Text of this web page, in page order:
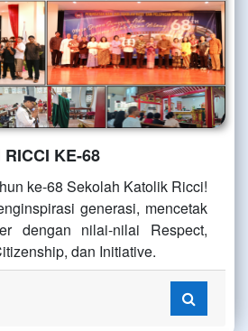
KE-68
ke-68 Sekolah Katolik Ricci!
generasi, mencetak
dengan nilai-nilai Respect,
dan Initiative.